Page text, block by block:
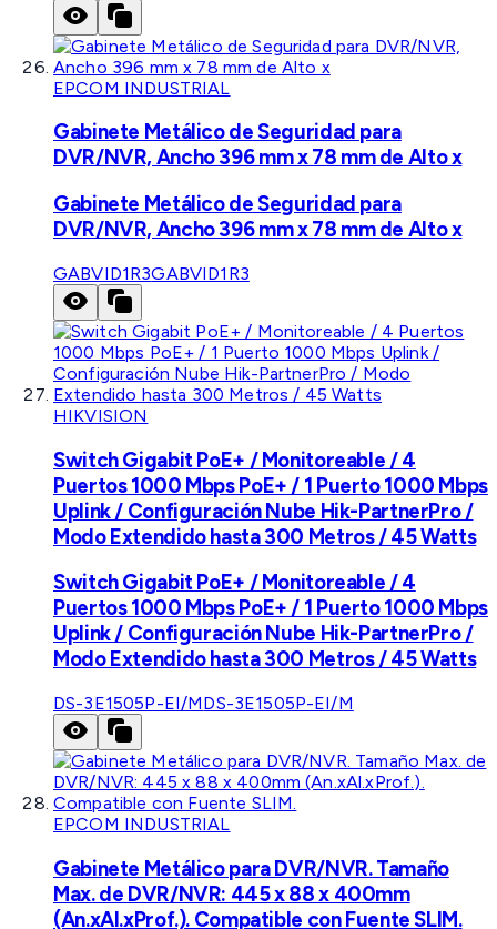
EPCOM INDUSTRIAL
Gabinete Metálico de Seguridad para
DVR/NVR, Ancho 396 mm x 78 mm de Alto x
Gabinete Metálico de Seguridad para
DVR/NVR, Ancho 396 mm x 78 mm de Alto x
GABVID1R3GABVID1R3
HIKVISION
Switch Gigabit PoE+ / Monitoreable / 4
Puertos 1000 Mbps PoE+ / 1 Puerto 1000 Mbps
Uplink / Configuración Nube Hik-PartnerPro /
Modo Extendido hasta 300 Metros / 45 Watts
Switch Gigabit PoE+ / Monitoreable / 4
Puertos 1000 Mbps PoE+ / 1 Puerto 1000 Mbps
Uplink / Configuración Nube Hik-PartnerPro /
Modo Extendido hasta 300 Metros / 45 Watts
DS-3E1505P-EI/MDS-3E1505P-EI/M
EPCOM INDUSTRIAL
Gabinete Metálico para DVR/NVR. Tamaño
Max. de DVR/NVR: 445 x 88 x 400mm
(An.xAl.xProf.). Compatible con Fuente SLIM.